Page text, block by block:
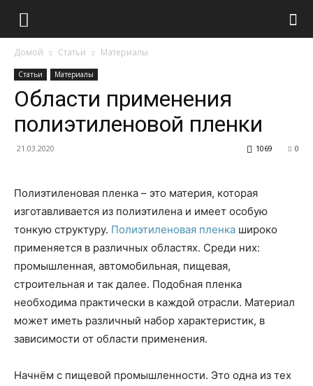
Домой Статьи Материалы
Статьи Материалы
Области применения
полиэтиленовой пленки
21.03.2020 0
1069
Полиэтиленовая пленка – это материя, которая
изготавливается из полиэтилена и имеет особую
тонкую структуру. Полиэтиленовая пленка широко
применяется в различных областях. Среди них:
промышленная, автомобильная, пищевая,
строительная и так далее. Подобная пленка
необходима практически в каждой отрасли. Материал
может иметь различный набор характеристик, в
зависимости от области применения.
Начнём с пищевой промышленности. Это одна из тех